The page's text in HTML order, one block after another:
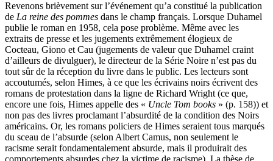
Revenons brièvement sur l’événement qu’a constitué la publication
de La reine des pommes dans le champ français. Lorsque Duhamel
publie le roman en 1958, cela pose problème. Même avec les
extraits de presse et les jugements extrêmement élogieux de
Cocteau, Giono et Cau (jugements de valeur que Duhamel craint
d’ailleurs de divulguer), le directeur de la Série Noire n’est pas du
tout sûr de la réception du livre dans le public. Les lecteurs sont
accoutumés, selon Himes, à ce que les écrivains noirs écrivent des
romans de protestation dans la ligne de Richard Wright (ce que,
encore une fois, Himes appelle des « Uncle Tom books » (p. 158)) et
non pas des livres proclamant l’absurdité de la condition des Noirs
américains. Or, les romans policiers de Himes seraient tous marqués
du sceau de l’absurde (selon Albert Camus, non seulement le
racisme serait fondamentalement absurde, mais il produirait des